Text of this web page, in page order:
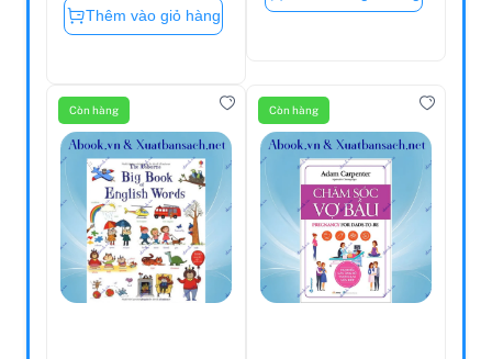
Thêm vào giỏ hàng
Còn hàng Còn hàng